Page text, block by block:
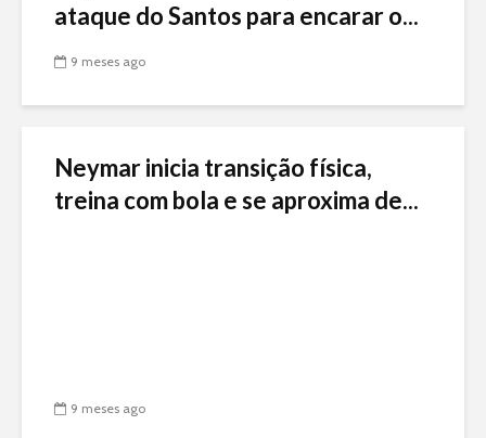
ataque do Santos para encarar o...
9 meses ago
Neymar inicia transição física,
treina com bola e se aproxima de...
9 meses ago